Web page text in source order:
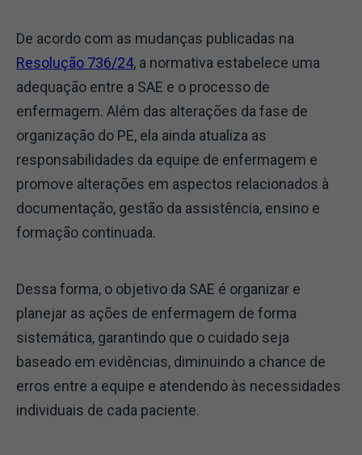
De acordo com as mudanças publicadas na
Resolução 736/24, a normativa estabelece uma
adequação entre a SAE e o processo de
enfermagem. Além das alterações da fase de
organização do PE, ela ainda atualiza as
responsabilidades da equipe de enfermagem e
promove alterações em aspectos relacionados à
documentação, gestão da assistência, ensino e
formação continuada.
Dessa forma, o objetivo da SAE é organizar e
planejar as ações de enfermagem de forma
sistemática, garantindo que o cuidado seja
baseado em evidências, diminuindo a chance de
erros entre a equipe e atendendo às necessidades
individuais de cada paciente.